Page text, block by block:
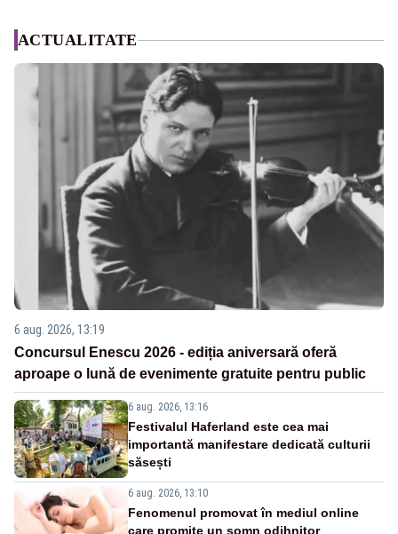
ACTUALITATE
6 aug. 2026, 13:19
Concursul Enescu 2026 - ediția aniversară oferă
aproape o lună de evenimente gratuite pentru public
6 aug. 2026, 13:16
Festivalul Haferland este cea mai
importantă manifestare dedicată culturii
săsești
6 aug. 2026, 13:10
Fenomenul promovat în mediul online
care promite un somn odihnitor